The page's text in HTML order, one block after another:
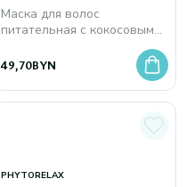
Маска для волос
питательная с кокосовым
49,70BYN
PHYTORELAX